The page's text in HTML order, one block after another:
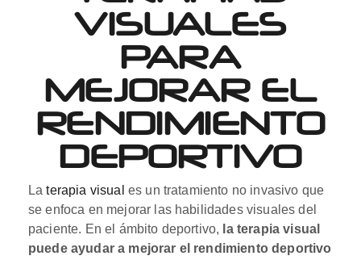
VISUALES
PARA
MEJORAR EL
RENDIMIENTO
DEPORTIVO
Laterapia visual es un tratamiento no invasivo que
se enfoca en mejorar las habilidades visuales del
paciente. En el ámbito deportivo, la terapia visual
puede ayudar a mejorar el rendimiento deportivo